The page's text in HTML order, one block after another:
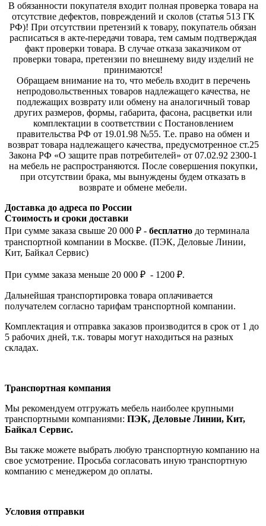
В обязанности покупателя входит полная проверка товара на
отсутствие дефектов, повреждений и сколов (статья 513 ГК
РФ)! При отсутствии претензий к товару, покупатель обязан
расписаться в акте-передачи товара, тем самым подтверждая
факт проверки товара. В случае отказа заказчиком от
проверки товара, претензии по внешнему виду изделий не
принимаются!
Обращаем внимание на то, что мебель входит в перечень
непродовольственных товаров надлежащего качества, не
подлежащих возврату или обмену на аналогичный товар
других размеров, формы, габарита, фасона, расцветки или
комплектации в соответствии с Постановлением
правительства РФ от 19.01.98 №55. Т.е. право на обмен и
возврат товара надлежащего качества, предусмотренное ст.25
Закона РФ «О защите прав потребителей» от 07.02.92 2300-1
на мебель не распространяются. После совершения покупки,
при отсутствии брака, мы вынуждены будем отказать в
возврате и обмене мебели.
Доставка до адреса по России
Стоимость и сроки доставки
При сумме заказа свыше 20 000 ₽ - бесплатно до терминала
транспортной компании в Москве. (ПЭК, Деловые Линии,
Кит, Байкал Сервис)
При сумме заказа меньше 20 000 ₽ - 1200 ₽.
Дальнейшая транспортировка товара оплачивается
получателем согласно тарифам транспортной компании.
Комплектация и отправка заказов производится в срок от 1 до
5 рабочих дней, т.к. товары могут находиться на разных
складах.
Транспортная компания
Мы рекомендуем отгружать мебель наиболее крупными
транспортными компаниями: ПЭК, Деловые Линии, Кит,
Байкал Сервис.
Вы также можете выбрать любую транспортную компанию на
свое усмотрение. Просьба согласовать иную транспортную
компанию с менеджером до оплаты.
Условия отправки